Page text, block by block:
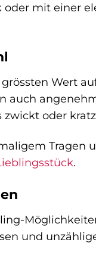
mit einer
Wert
auch
zwickt oder
Tragen
.
und